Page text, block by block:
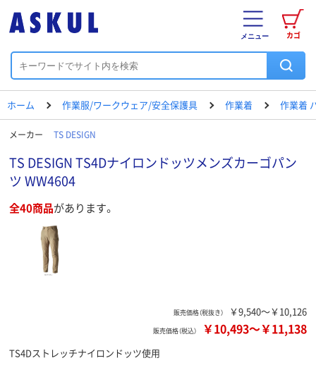
カゴ
メニュー
ホーム 作業服/ワークウェア/安全保護具 作業着 作業着
メーカー TS DESIGN
TS DESIGN TS4Dナイロンドッツメンズカーゴパン
ツ WW4604
全40商品があります。
販売価格（税抜き） ￥9,540～￥10,126
販売価格（税込） ￥10,493～￥11,138
TS4Dストレッチナイロンドッツ使用